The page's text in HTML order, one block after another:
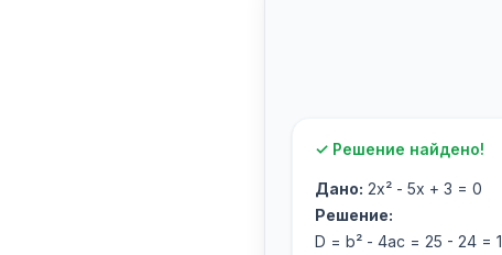
✓ Решение найдено!
Дано: 2x² - 5x + 3 = 0
Решение:
D = b² - 4ac = 25 - 24 = 1